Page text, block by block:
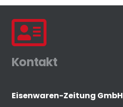
Kontakt
Eisenwaren-Zeitung GmbH